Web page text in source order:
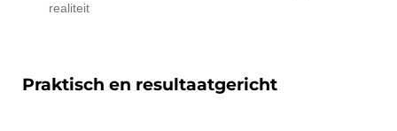
realiteit
Praktisch en resultaatgericht